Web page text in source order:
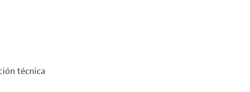
técnica